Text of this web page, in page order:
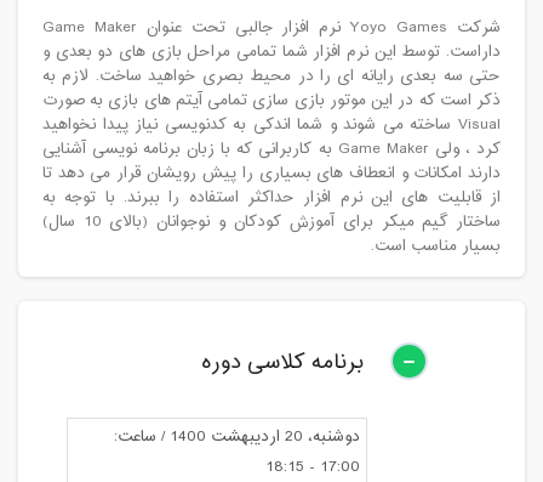
شرکت Yoyo Games نرم افزار جالبی تحت عنوان Game Maker
داراست. توسط این نرم افزار شما تمامی مراحل بازی های دو بعدی و
حتی سه بعدی رایانه ای را در محیط بصری خواهید ساخت. لازم به
ذکر است که در این موتور بازی سازی تمامی آیتم های بازی به صورت
Visual ساخته می شوند و شما اندکی به کدنویسی نیاز پیدا نخواهید
کرد ، ولی Game Maker به کاربرانی که با زبان برنامه نویسی آشنایی
دارند امکانات و انعطاف های بسیاری را پیش رویشان قرار می دهد تا
از قابلیت های این نرم افزار حداکثر استفاده را ببرند. با توجه به
ساختار گیم میکر برای آموزش کودکان و نوجوانان (بالای 10 سال)
بسیار مناسب است.
برنامه کلاسی دوره
دوشنبه، 20 اردیبهشت 1400 / ساعت:
17:00 - 18:15